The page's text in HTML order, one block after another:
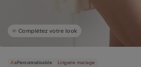
Complétez votre look
Personnalisable Lingerie mariage